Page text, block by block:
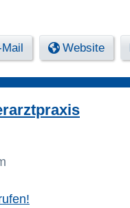
Website